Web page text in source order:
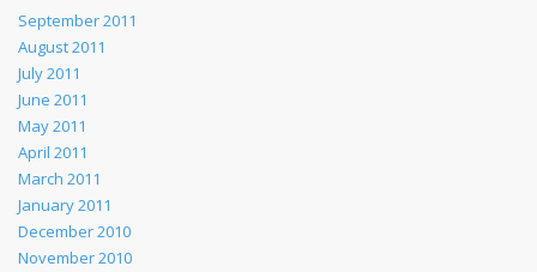
September 2011
August 2011
July 2011
June 2011
May 2011
April 2011
March 2011
January 2011
December 2010
November 2010